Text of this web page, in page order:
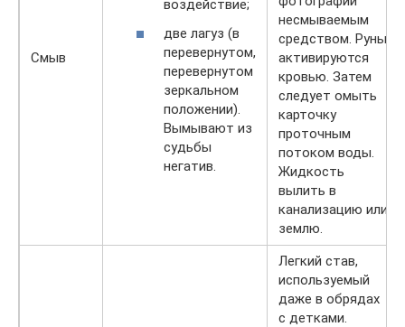
Смыв
воздействие;
две лагуз (в
перевернутом,
перевернутом
зеркальном
положении).
Вымывают из
судьбы
негатив.
несмываемым
средством. Руны
активируются
кровью. Затем
следует омыть
карточку
проточным
потоком воды.
Жидкость
вылить в
канализацию или
землю.
Легкий став,
используемый
даже в обрядах
с детками.